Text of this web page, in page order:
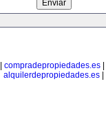
compradepropiedades.es|
alquilerdepropiedades.es